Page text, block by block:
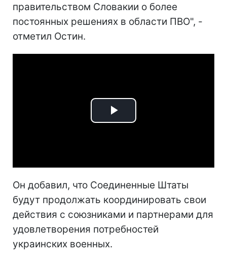
правительством Словакии о более
постоянных решениях в области ПВО", -
отметил Остин.
Play
Он добавил, что Соединенные Штаты
будут продолжать координировать свои
действия с союзниками и партнерами для
удовлетворения потребностей
украинских военных.